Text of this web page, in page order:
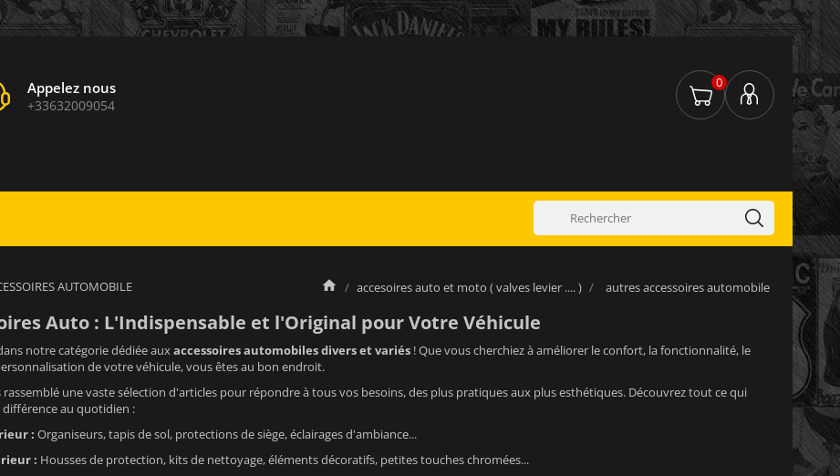
Appelez nous
+33632009054
0
AUTOMOBILE accesoires auto et moto ( valves levier .... ) autres accessoires automobile
Auto : L'Indispensable et l'Original pour Votre Véhicule
notre catégorie dédiée auxaccessoires automobiles divers et variés! Que vous cherchiez à améliorer le confort, la fonctionnalité, le
de votre véhicule, vous êtes au bon endroit.
rassemblé une vaste sélection d'articles pour répondre à tous vos besoins, des plus pratiques aux plus esthétiques. Découvrez tout ce qui
différence au quotidien :
: Organiseurs, tapis de sol, protections de siège, éclairages d'ambiance...
: Housses de protection, kits de nettoyage, éléments décoratifs, petites touches chromées...